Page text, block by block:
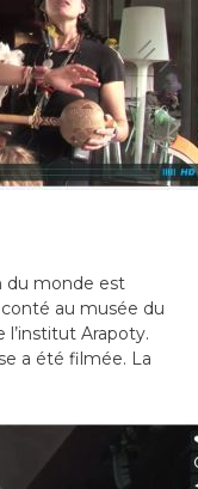
du monde est
au musée du
l’institut Arapoty.
a été filmée. La